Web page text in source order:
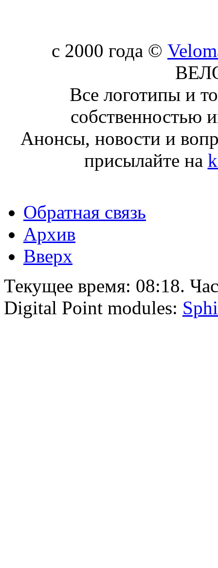
c 2000 года ©
Все логотипы и
собственностью
Анонсы, новости и
присылайте на
Обратная связь
Архив
Вверх
Текущее время: 08:18.
Digital Point modules: